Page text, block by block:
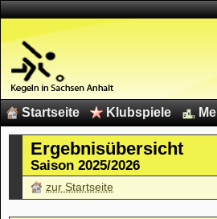
Startseite Klubspiele
Ergebnisübersicht
Saison 2025/2026
zur Startseite